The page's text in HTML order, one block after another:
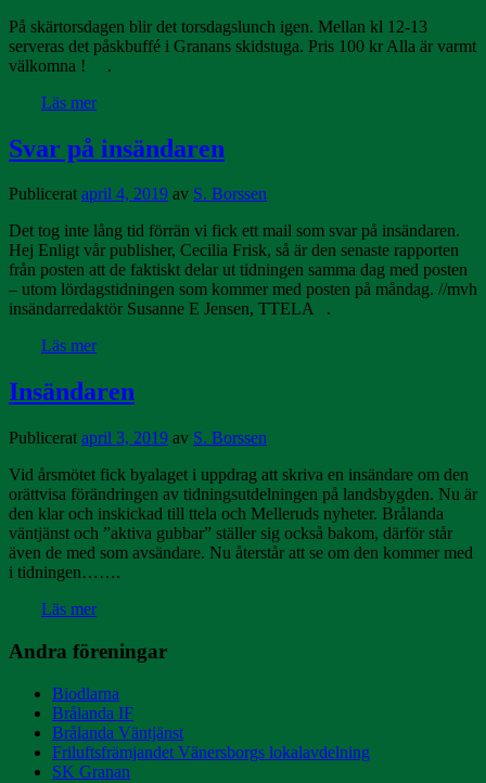
På skärtorsdagen blir det torsdagslunch igen. Mellan kl 12-13
serveras det påskbuffé i Granans skidstuga. Pris 100 kr Alla är varmt
välkomna ! .
Läs mer
Svar på insändaren
Publicerat april 4, 2019 av S. Borssen
Det tog inte lång tid förrän vi fick ett mail som svar på insändaren.
Hej Enligt vår publisher, Cecilia Frisk, så är den senaste rapporten
från posten att de faktiskt delar ut tidningen samma dag med posten
– utom lördagstidningen som kommer med posten på måndag. //mvh
insändarredaktör Susanne E Jensen, TTELA .
Läs mer
Insändaren
Publicerat april 3, 2019 av S. Borssen
Vid årsmötet fick byalaget i uppdrag att skriva en insändare om den
orättvisa förändringen av tidningsutdelningen på landsbygden. Nu är
den klar och inskickad till ttela och Melleruds nyheter. Brålanda
väntjänst och ”aktiva gubbar” ställer sig också bakom, därför står
även de med som avsändare. Nu återstår att se om den kommer med
i tidningen…….
Läs mer
Andra föreningar
Biodlarna
Brålanda IF
Brålanda Väntjänst
Friluftsfrämjandet Vänersborgs lokalavdelning
SK Granan